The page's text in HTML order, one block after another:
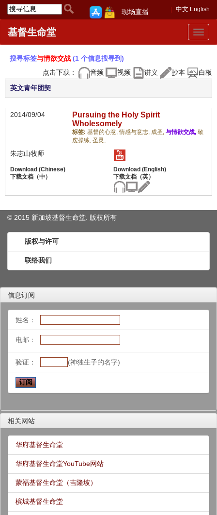
中文 English
现场直播
Toggle
基督生命堂
搜寻标签与情欲交战 (1 个信息搜寻到)
点击下载：
音频 视频 讲义 抄本 白板
英文青年团契
2014/09/04
Pursuing the Holy Spirit
Wholesomely
标签: 基督的心意,情感与意志, 成圣, 与情欲交战, 敬
虔操练, 圣灵,
朱志山牧师
© 2015 新加坡基督生命堂. 版权所有
版权与许可
联络我们
信息订阅
姓名：
电邮：
验证： (神独生子的名字)
相关网站
华府基督生命堂
华府基督生命堂YouTube网站
蒙福基督生命堂（吉隆坡）
槟城基督生命堂